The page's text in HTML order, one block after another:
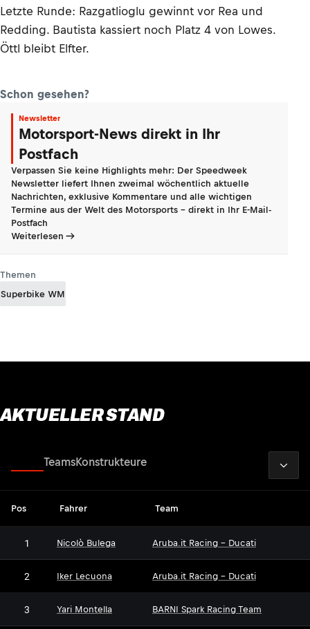
Letzte Runde: Razgatlioglu gewinnt vor Rea und
Redding. Bautista kassiert noch Platz 4 von Lowes.
Öttl bleibt Elfter.
Schon gesehen?
Newsletter
Motorsport-News direkt in Ihr
Postfach
Verpassen Sie keine Highlights mehr: Der Speedweek
Newsletter liefert Ihnen zweimal wöchentlich aktuelle
Nachrichten, exklusive Kommentare und alle wichtigen
Termine aus der Welt des Motorsports - direkt in Ihr E-Mail-
Postfach
Weiterlesen
Themen
Superbike WM
AKTUELLER STAND
TeamsKonstrukteure
Pos Fahrer Team
1 Nicolò Bulega Aruba.it Racing - Ducati
2 Iker Lecuona Aruba.it Racing - Ducati
3 Yari Montella BARNI Spark Racing Team